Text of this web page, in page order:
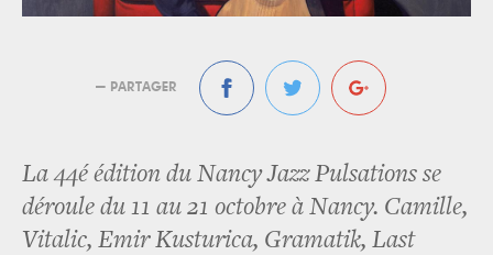
— PARTAGER
La 44é édition du Nancy Jazz Pulsations se
déroule du 11 au 21 octobre à Nancy. Camille,
Vitalic, Emir Kusturica, Gramatik, Last